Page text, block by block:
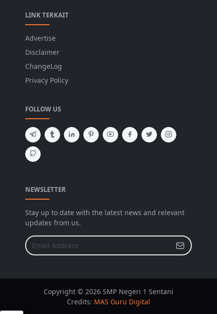
LINK TERKAIT
Advertise
Disclaimer
ChangeLog
Privacy Policy
FOLLOW US
NEWSLETTER
Stay up to date with the latest news and relevant
updates from us.
Copyright © 2026 SMP Negeri 1 Sentani
Credits: MAS Guru Digital